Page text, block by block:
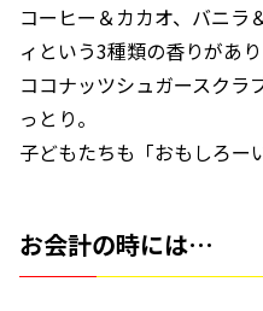
コーヒー＆カカオ、バニラ
ィという3種類の香りがあり
ココナッツシュガースクラ
っとり。
子どもたちも「おもしろー
お会計の時には…